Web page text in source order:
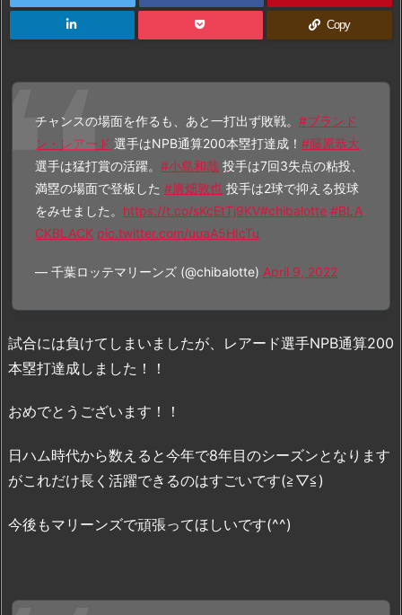
Copy
チャンスの場面を作るも、あと一打出ず敗戦。 #ブランド
ン・レアード 選手はNPB通算200本塁打達成！ #藤原恭大
選手は猛打賞の活躍。 #小島和哉 投手は7回3失点の粘投、
満塁の場面で登板した #廣畑敦也 投手は2球で抑える投球
をみせました。 https://t.co/sKcEtTj9KV#chibalotte #BLA
CKBLACK pic.twitter.com/uuaA5HIcTu
— 千葉ロッテマリーンズ (@chibalotte) April 9, 2022
試合には負けてしまいましたが、レアード選手NPB通算200
本塁打達成しました！！
おめでとうございます！！
日ハム時代から数えると今年で8年目のシーズンとなります
がこれだけ長く活躍できるのはすごいです(≧▽≦)
今後もマリーンズで頑張ってほしいです(^^)